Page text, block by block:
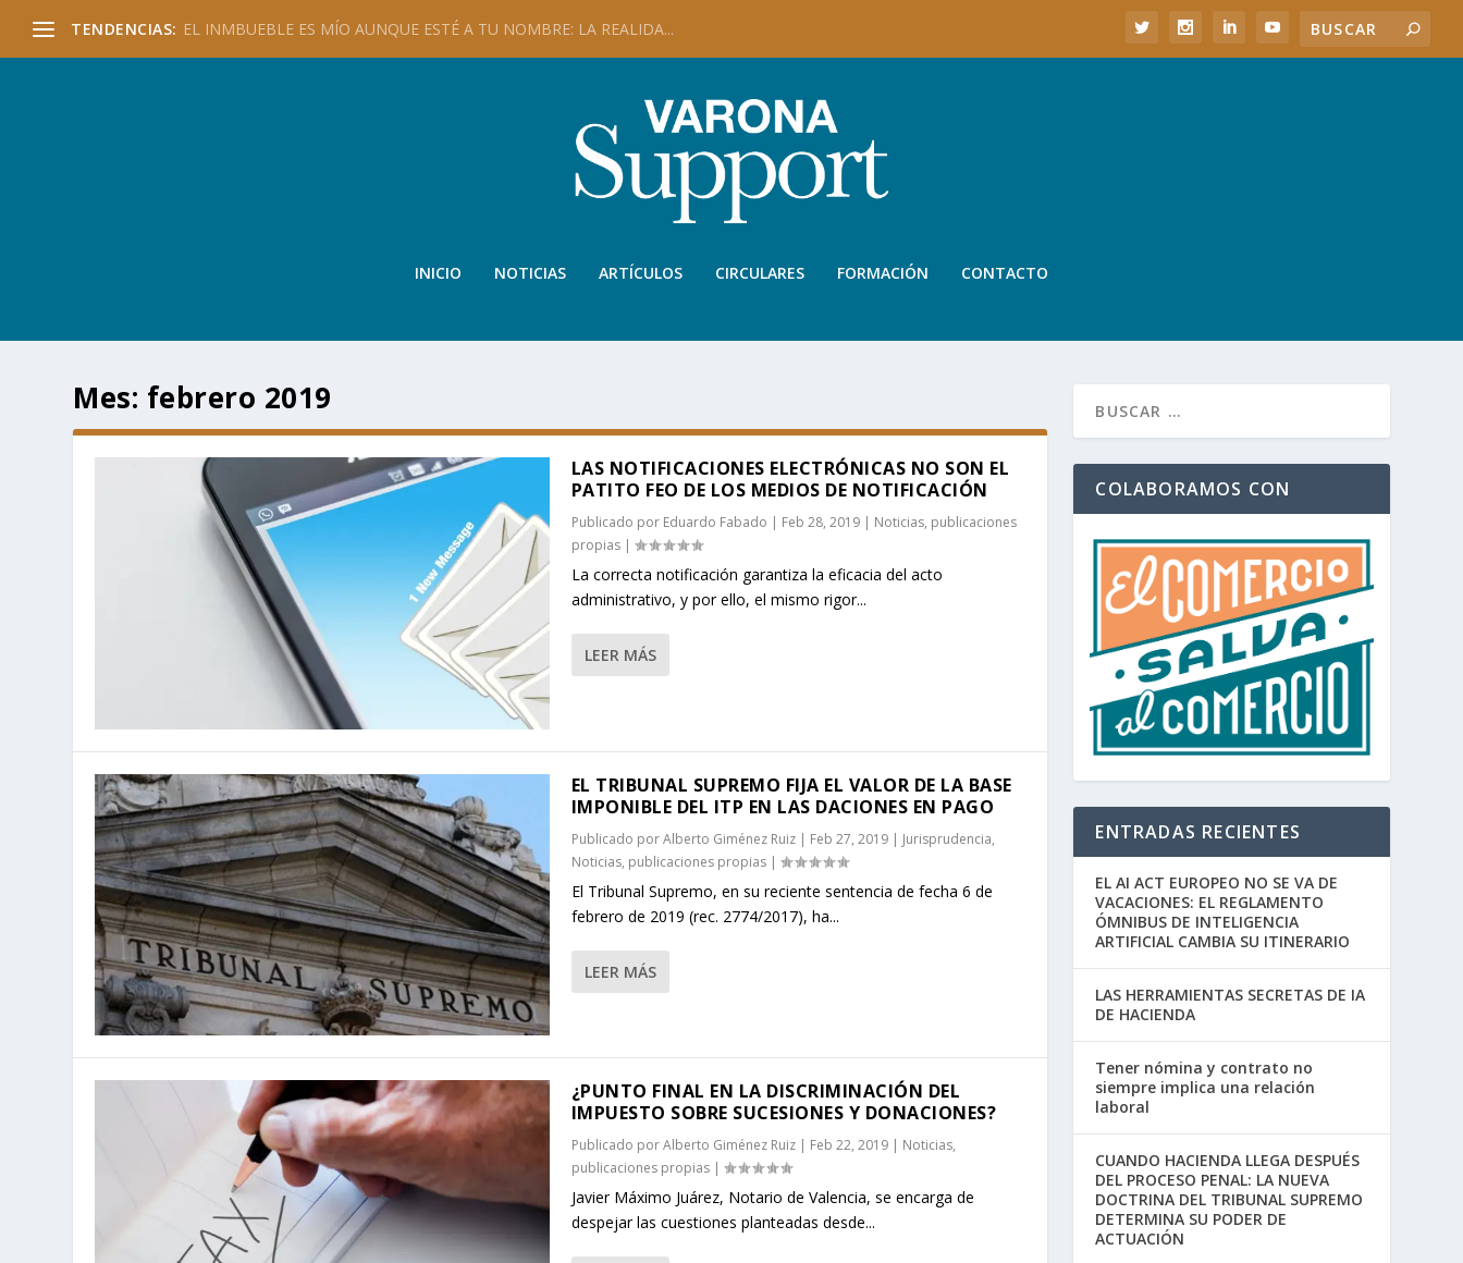
TENDENCIAS: EL INMBUEBLE ES MÍO AUNQUE ESTÉ A TU NOMBRE: LA REALIDA...
INICIO NOTICIAS ARTÍCULOS CIRCULARES FORMACIÓN CONTACTO
Mes: febrero 2019
LAS NOTIFICACIONES ELECTRÓNICAS NO SON EL
PATITO FEO DE LOS MEDIOS DE NOTIFICACIÓN
Publicado por Eduardo Fabado | Feb 28, 2019| Noticias, publicaciones
propias|
La correcta notificación garantiza la eficacia del acto
administrativo, y por ello, el mismo rigor...
LEER MÁS
EL TRIBUNAL SUPREMO FIJA EL VALOR DE LA BASE
IMPONIBLE DEL ITP EN LAS DACIONES EN PAGO
Publicado porAlberto Giménez Ruiz| Feb 27, 2019| Jurisprudencia,
Noticias, publicaciones propias|
El Tribunal Supremo, en su reciente sentencia de fecha 6 de
febrero de 2019 (rec. 2774/2017), ha...
LEER MÁS
¿PUNTO FINAL EN LA DISCRIMINACIÓN DEL
IMPUESTO SOBRE SUCESIONES Y DONACIONES?
Publicado porAlberto Giménez Ruiz| Feb 22, 2019| Noticias,
publicaciones propias|
Javier Máximo Juárez, Notario de Valencia, se encarga de
despejar las cuestiones planteadas desde...
COLABORAMOS CON
ENTRADAS RECIENTES
EL AI ACT EUROPEO NO SE VA DE
VACACIONES: EL REGLAMENTO
ÓMNIBUS DE INTELIGENCIA
ARTIFICIAL CAMBIA SU ITINERARIO
LAS HERRAMIENTAS SECRETAS DE IA
DE HACIENDA
Tener nómina y contrato no
siempre implica una relación
laboral
CUANDO HACIENDA LLEGA DESPUÉS
DEL PROCESO PENAL: LA NUEVA
DOCTRINA DEL TRIBUNAL SUPREMO
DETERMINA SU PODER DE
ACTUACIÓN